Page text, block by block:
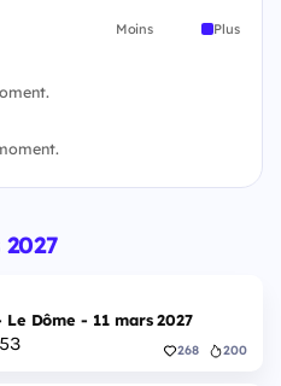
Moins Plus
Dôme - 11 mars 2027
52 268 200